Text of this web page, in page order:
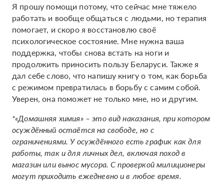
Я прошу помощи потому, что сейчас мне тяжело
работать и вообще общаться с людьми, но терапия
помогает, и скоро я восстановлю своё
психологическое состояние. Мне нужна ваша
поддержка, чтобы снова встать на ноги и
продолжить приносить пользу Беларуси. Также я
дал себе слово, что напишу книгу о том, как борьба
с режимом превратилась в борьбу с самим собой.
Уверен, она поможет не только мне, но и другим.
*«Домашняя химия» – это вид наказания, при котором
осуждённый остаётся на свободе, но с
ограничениями. У осуждённого есть график как для
работы, так и для личных дел, включая поход в
магазин или вынос мусора. С проверкой милиционеры
могут приходить ежедневно и в любое время.